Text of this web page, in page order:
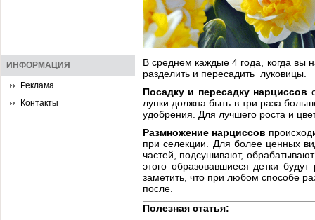
ИНФОРМАЦИЯ
Реклама
Контакты
В среднем каждые 4 года, когда вы
разделить и пересадить луковицы.
Посадку и пересадку нарциссов
лунки должна быть в три раза
удобрения. Для лучшего роста и
Размножение нарциссов
при селекции. Для более ценных
частей, подсушивают,
этого образовавшиеся детки
заметить, что при любом способе
после.
Полезная статья: